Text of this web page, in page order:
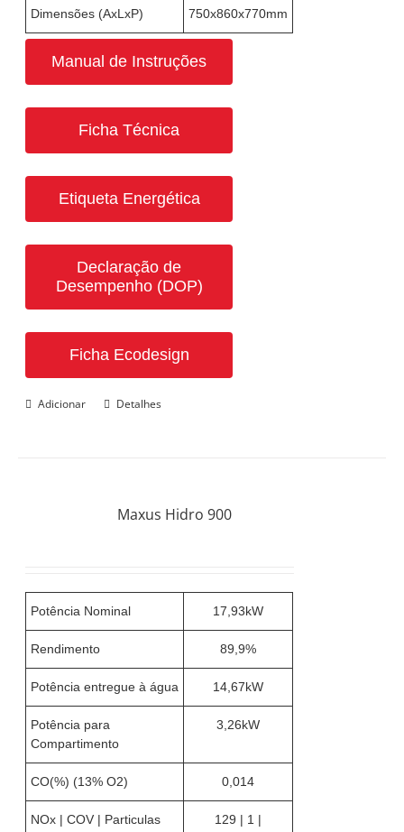
Dimensões (AxLxP) 750x860x770mm
Manual de Instruções
Ficha Técnica
Etiqueta Energética
Declaração de
Desempenho (DOP)
Ficha Ecodesign
Adicionar Detalhes
Maxus Hidro 900
Potência Nominal 17,93kW
Rendimento 89,9%
Potência entregue à água 14,67kW
Potência para
Compartimento
3,26kW
CO(%) (13% O2) 0,014
NOx | COV | Particulas
129 | 1 |